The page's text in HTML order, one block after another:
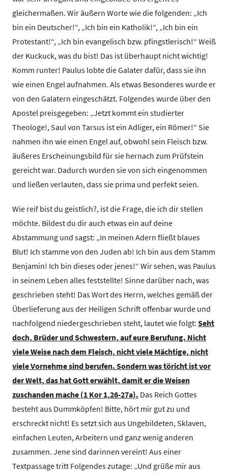
gleichermaßen. Wir äußern Worte wie die folgenden: „Ich
bin ein Deutscher!“, „Ich bin ein Katholik!“, „Ich bin ein
Protestant!“, „Ich bin evangelisch bzw. pfingstlerisch!“ Weiß
der Kuckuck, was du bist! Das ist überhaupt nicht wichtig!
Komm runter! Paulus lobte die Galater dafür, dass sie ihn
wie einen Engel aufnahmen. Als etwas Besonderes wurde er
von den Galatern eingeschätzt. Folgendes wurde über den
Apostel preisgegeben: „Jetzt kommt ein studierter
Theologe!, Saul von Tarsus ist ein Adliger, ein Römer!“ Sie
nahmen ihn wie einen Engel auf, obwohl sein Fleisch bzw.
äußeres Erscheinungsbild für sie hernach zum Prüfstein
gereicht war. Dadurch wurden sie von sich eingenommen
und ließen verlauten, dass sie prima und perfekt seien.
Wie reif bist du geistlich?, ist die Frage, die ich dir stellen
möchte. Bildest du dir auch etwas ein auf deine
Abstammung und sagst: „In meinen Adern fließt blaues
Blut! Ich stamme von den Juden ab! Ich bin aus dem Stamm
Benjamin! Ich bin dieses oder jenes!“ Wir sehen, was Paulus
in seinem Leben alles feststellte! Sinne darüber nach, was
geschrieben steht! Das Wort des Herrn, welches gemäß der
Überlieferung aus der Heiligen Schrift offenbar wurde und
nachfolgend niedergeschrieben steht, lautet wie folgt: Seht
doch, Brüder und Schwestern, auf eure Berufung. Nicht
viele Weise nach dem Fleisch, nicht viele Mächtige, nicht
viele Vornehme sind berufen. Sondern was töricht ist vor
der Welt, das hat Gott erwählt, damit er die Weisen
zuschanden mache (1 Kor 1,26-27a). Das Reich Gottes
besteht aus Dummköpfen! Bitte, hört mir gut zu und
erschreckt nicht! Es setzt sich aus Ungebildeten, Sklaven,
einfachen Leuten, Arbeitern und ganz wenig anderen
zusammen. Jene sind darinnen vereint! Aus einer
Textpassage tritt Folgendes zutage: „Und grüße mir aus